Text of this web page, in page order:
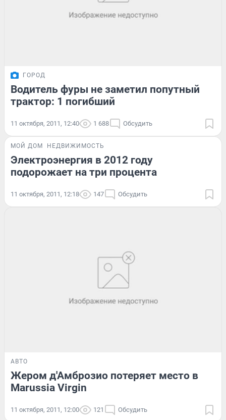
ГОРОД
Водитель фуры не заметил попутный
трактор: 1 погибший
11 октября, 2011, 12:40 1 688 Обсудить
МОЙ ДОМ НЕДВИЖИМОСТЬ
Электроэнергия в 2012 году
подорожает на три процента
11 октября, 2011, 12:18 147 Обсудить
АВТО
Жером д'Амброзио потеряет место в
Marussia Virgin
11 октября, 2011, 12:00 121 Обсудить